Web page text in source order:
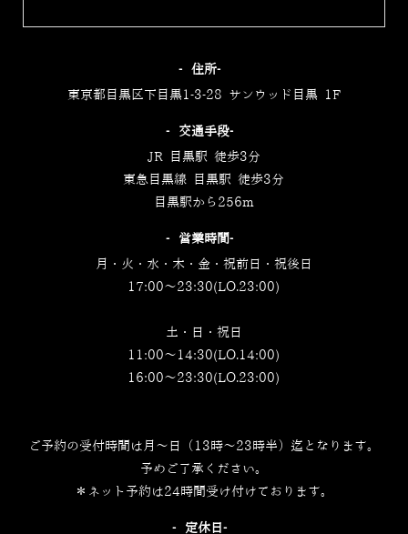
‐住所‐
東京都目黒区下目黒1-3-28 サンウッド目黒 1F
‐交通手段‐
JR 目黒駅 徒歩3分
東急目黒線 目黒駅 徒歩3分
目黒駅から256m
‐営業時間‐
月・火・水・木・金・祝前日・祝後日
17:00～23:30(LO.23:00)
土・日・祝日
11:00～14:30(LO.14:00)
16:00～23:30(LO.23:00)
ご予約の受付時間は月～日（13時～23時半）迄となります。
予めご了承ください。
＊ネット予約は24時間受け付けております。
‐定休日‐